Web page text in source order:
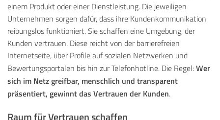
einem Produkt oder einer Dienstleistung. Die jeweiligen
Unternehmen sorgen dafür, dass ihre Kundenkommunikation
reibungslos funktioniert. Sie schaffen eine Umgebung, der
Kunden vertrauen. Diese reicht von der barrierefreien
Internetseite, über Profile auf sozialen Netzwerken und
Bewertungsportalen bis hin zur Telefonhotline. Die Regel:Wer
sich im Netz greifbar, menschlich und transparent
präsentiert, gewinnt das Vertrauen der Kunden.
Raum für Vertrauen schaffen